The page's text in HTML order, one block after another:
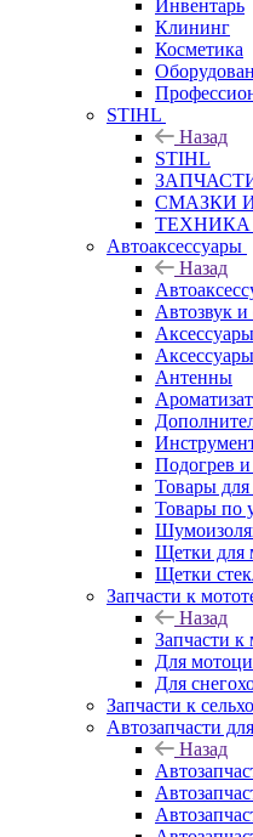
Инвентарь
Клининг
Косметика
STIHL
Назад
STIHL
СМАЗКИ
ТЕХНИКА
Автоаксессуары
Назад
Автозвук и
Антенны
Подогрев и
Товары для
Товары по
Щетки для
Щетки
Запчасти к
Назад
Запчасти к
Для
Для
Запчасти к
Автозапчасти
Назад